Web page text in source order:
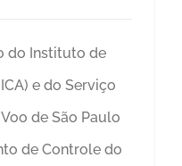
do Instituto de
e do Serviço
de São Paulo
de Controle do